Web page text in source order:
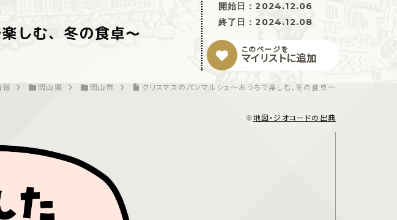
しむ、冬の食卓〜
開始日：2024.12.06
終了日：2024.12.08
このページを
マイリストに追加
報 岡山県 岡山市 クリスマスのパンマルシェ〜おうちで楽しむ、冬の食卓〜
※地図・ジオコードの出典